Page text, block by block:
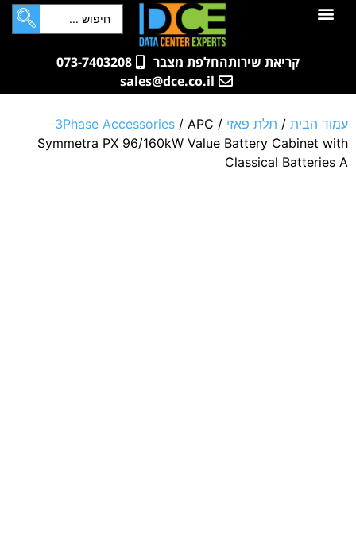
לתוכן
קריאת שירותהחלפת מצבר
073-7403208
sales@dce.co.il
עמוד הבית / תלת פאזי /
3Phase Accessories / APC
Symmetra PX 96/160kW Value Battery Cabinet with
Classical Batteries A